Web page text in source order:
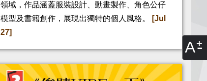
A
領域，作品涵蓋服裝設計、動畫製作、角色公仔
模型及書籍創作，展現出獨特的個人風格。
[Jul
27]